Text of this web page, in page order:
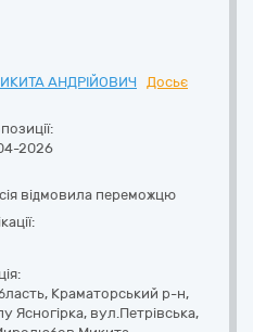
АНДРІЙОВИЧ
Досьє
2026
відмовила переможцю
, Краматорський р-н,
Ясногірка, вул.Петрівська,